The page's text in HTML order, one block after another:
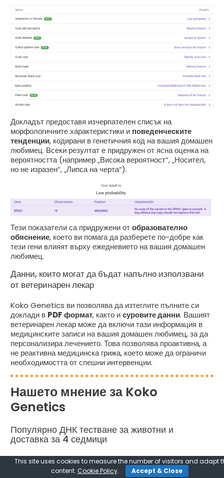
Докладът предоставя изчерпателен списък на
морфологичните характеристики и поведенческите
тенденции, кодирани в генетичния код на вашия домашен
любимец. Всеки резултат е придружен от ясна оценка на
вероятността (например „Висока вероятност“, „Носител,
но не изразен“, „Липса на черта“).
Тези показатели са придружени отобразователно
обяснение, което ви помага да разберете по-добре как
тези гени влияят върху ежедневието на вашия домашен
любимец.
Данни, които могат да бъдат напълно използвани
от ветеринарен лекар
Koko Genetics ви позволява да изтеглите пълните си
доклади в PDF формат, както исуровите данни. Вашият
ветеринарен лекар може да включи тази информация в
медицинските записи на вашия домашен любимец, за да
персонализира лечението. Това позволява проактивна, а
не реактивна медицинска грижа, което може да ограничи
необходимостта от спешни интервенции.
Нашето мнение за Koko
Genetics
Популярно ДНК тестване за животни и
доставка за 4 седмици
Koko Genetics е разработила гладка процедура за
тестване, която е подходяща за домашна употреба. От
This site uses cookies to measure the number of visitors and adapt
content. Cookie Policy. Accept & Close